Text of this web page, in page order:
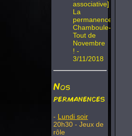
associative]
La
permanence
Chamboule-
Tout de
Novembre
! -
3/11/2018
Nos
permanences
- Lundi soir
20h30 - Jeux de
rôle